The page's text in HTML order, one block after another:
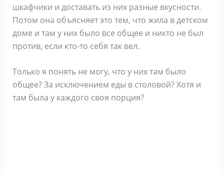
шкафчики и доставать из них разные вкусности.
Потом она объясняет это тем, что жила в детском
доме и там у них было все общее и никто не был
против, если кто-то себя так вел.
Только я понять не могу, что у них там было
общее? За исключением еды в столовой? Хотя и
там была у каждого своя порция?